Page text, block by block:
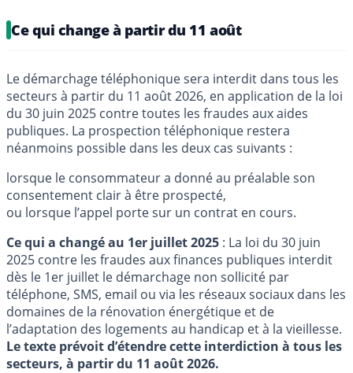
Ce qui change à partir du 11 août
Le démarchage téléphonique sera interdit dans tous les
secteurs à partir du 11 août 2026, en application de la loi
du 30 juin 2025 contre toutes les fraudes aux aides
publiques. La prospection téléphonique restera
néanmoins possible dans les deux cas suivants :
lorsque le consommateur a donné au préalable son
consentement clair à être prospecté,
ou lorsque l’appel porte sur un contrat en cours.
Ce qui a changé au 1er juillet 2025 : La loi du 30 juin
2025 contre les fraudes aux finances publiques interdit
dès le 1er juillet le démarchage non sollicité par
téléphone, SMS, email ou via les réseaux sociaux dans les
domaines de la rénovation énergétique et de
l’adaptation des logements au handicap et à la vieillesse.
Le texte prévoit d’étendre cette interdiction à tous les
secteurs, à partir du 11 août 2026.